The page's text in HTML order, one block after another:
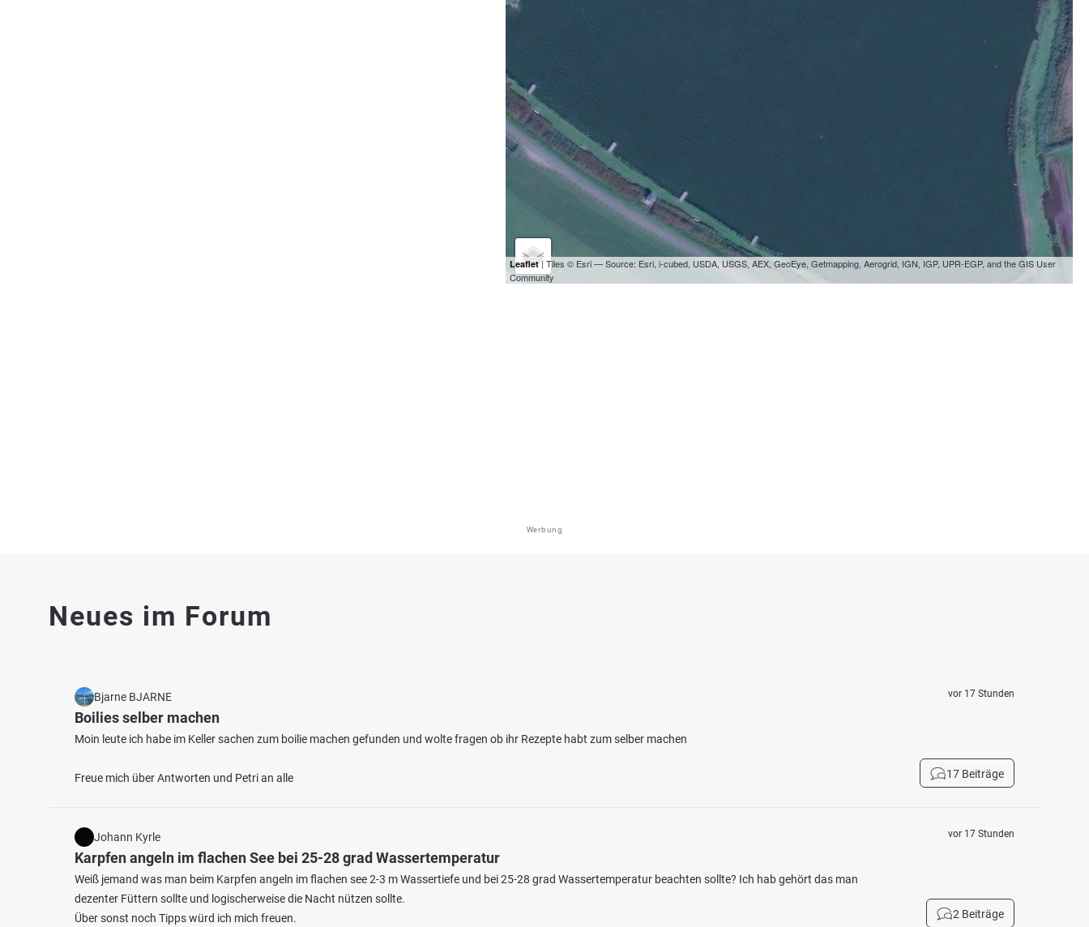
Leaflet| Tiles © Esri — Source: Esri, i-cubed, USDA, USGS, AEX, GeoEye, Getmapping, Aerogrid, IGN, IGP, UPR-EGP, and the GIS User
Community
Werbung
Neues im Forum
Bjarne BJARNE
Boilies selber machen
Moin leute ich habe im Keller sachen zum boilie machen gefunden und wolte fragen ob ihr Rezepte habt zum selber machen
Freue mich über Antworten und Petri an alle
vor 17 Stunden
17 Beiträge
Johann Kyrle
Karpfen angeln im flachen See bei 25-28 grad Wassertemperatur
Weiß jemand was man beim Karpfen angeln im flachen see 2-3 m Wassertiefe und bei 25-28 grad Wassertemperatur beachten sollte? Ich hab gehört das man
dezenter Füttern sollte und logischerweise die Nacht nützen sollte.
Über sonst noch Tipps würd ich mich freuen.
vor 17 Stunden
2 Beiträge